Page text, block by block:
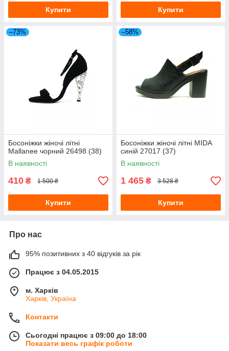
Купити Купити
–73%
Босоніжки жіночі літні
Mallanee чорний 26498 (38)
В наявності
410 ₴ 1 500 ₴
Купити
–58%
Босоніжки жіночі літні MIDA
синій 27017 (37)
В наявності
1 465 ₴ 3 528 ₴
Купити
Про нас
95% позитивних з 40 відгуків за рік
Працює з 04.05.2015
м. Харків
Харків, Україна
Контакти
Сьогодні працює з 09:00 до 18:00
Показати весь графік роботи